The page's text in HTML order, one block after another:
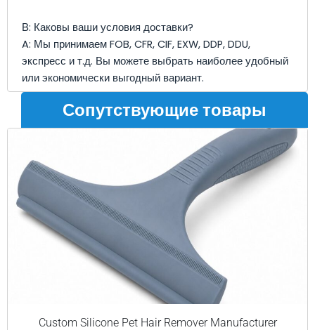
В: Каковы ваши условия доставки?
A: Мы принимаем FOB, CFR, CIF, EXW, DDP, DDU,
экспресс и т.д. Вы можете выбрать наиболее удобный
или экономически выгодный вариант.
Сопутствующие товары
Custom Silicone Pet Hair Remover Manufacturer